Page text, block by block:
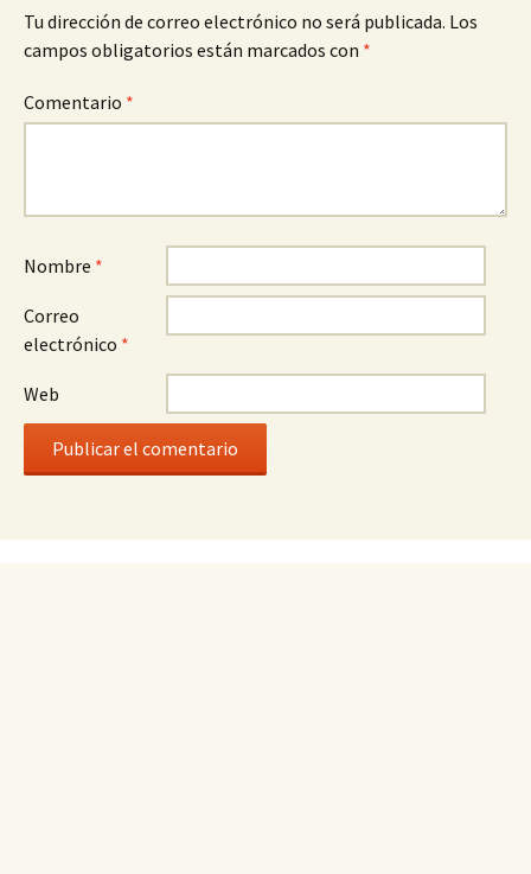
Tu dirección de correo electrónico no será publicada. Los
campos obligatorios están marcados con *
Comentario *
Nombre *
Correo
electrónico *
Web